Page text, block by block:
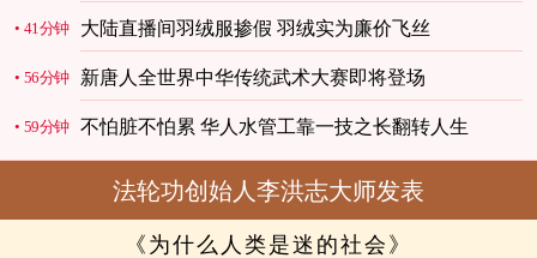
41分钟 大陆直播间羽绒服掺假 羽绒实为廉价飞丝
56分钟 新唐人全世界中华传统武术大赛即将登场
59分钟 不怕脏不怕累 华人水管工靠一技之长翻转人生
法轮功创始人李洪志大师发表
《为什么人类是迷的社会》